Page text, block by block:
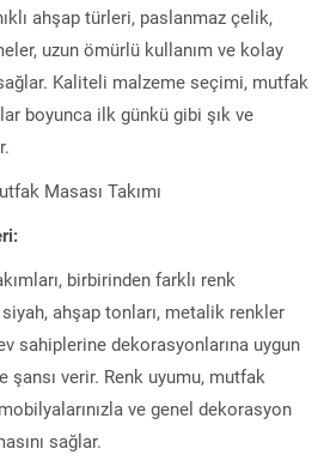
ahşap türleri, paslanmaz çelik,
uzun ömürlü kullanım ve kolay
Kaliteli malzeme seçimi, mutfak
boyunca ilk günkü gibi şık ve
birbirinden farklı renk
ahşap tonları, metalik renkler
sahiplerine dekorasyonlarına uygun
şansı verir. Renk uyumu, mutfak
mobilyalarınızla ve genel dekorasyon
sağlar.